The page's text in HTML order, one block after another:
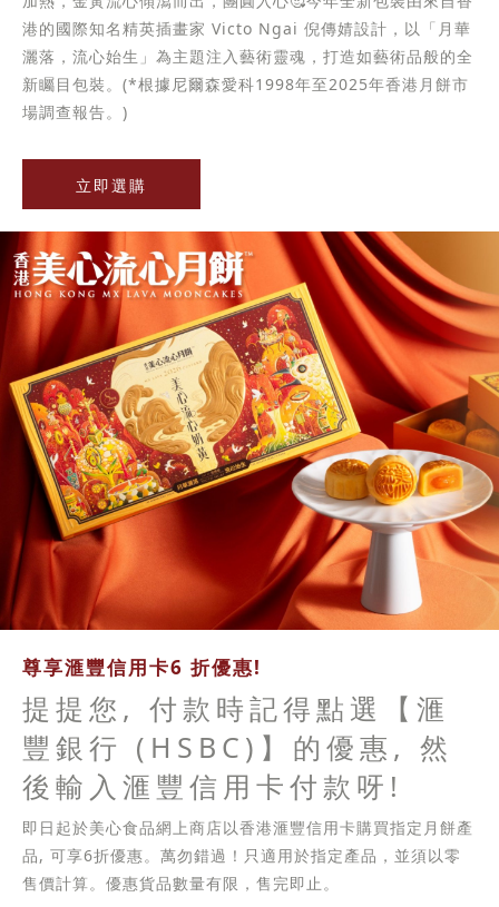
港的國際知名精英插畫家 Victo Ngai 倪傳婧設計，以「月華
灑落，流心始生」為主題注入藝術靈魂，打造如藝術品般的全
新矚目包裝。(*根據尼爾森愛科1998年至2025年香港月餅市
場調查報告。)
立即選購
尊享滙豐信用卡6 折優惠!
提提您, 付款時記得點選【滙
豐銀行 (HSBC)】的優惠, 然
後輸入滙豐信用卡付款呀!
即日起於美心食品網上商店以香港滙豐信用卡購買指定月餅產
品, 可享6折優惠。萬勿錯過！只適用於指定產品，並須以零
售價計算。優惠貨品數量有限，售完即止。